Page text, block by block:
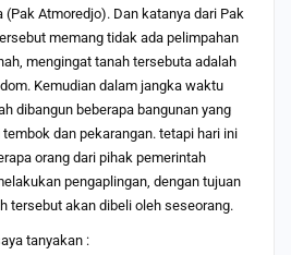
(Pak Atmoredjo). Dan katanya dari Pak
memang tidak ada pelimpahan
mengingat tanah tersebuta adalah
Kemudian dalam jangka waktu
dibangun beberapa bangunan yang
dan pekarangan. tetapi hari ini
orang dari pihak pemerintah
pengaplingan, dengan tujuan
tersebut akan dibeli oleh seseorang.
tanyakan :